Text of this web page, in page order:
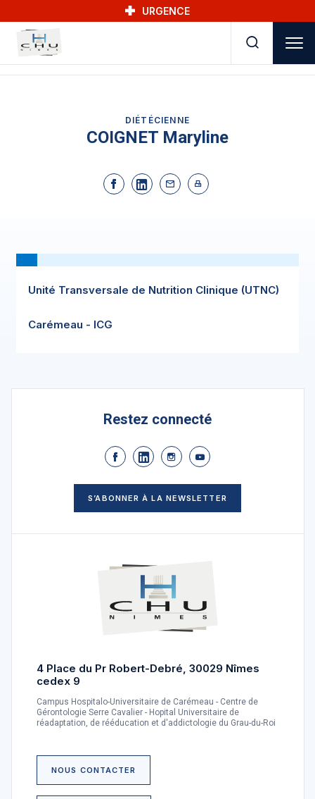
URGENCE
DIÉTÉCIENNE
COIGNET Maryline
Unité Transversale de Nutrition Clinique (UTNC)
Carémeau - ICG
Restez connecté
S’ABONNER À LA NEWSLETTER
4 Place du Pr Robert-Debré, 30029 Nîmes
cedex 9
Campus Hospitalo-Universitaire de Carémeau - Centre de
Gérontologie Serre Cavalier - Hopital Universitaire de
réadaptation, de rééducation et d'addictologie du Grau-du-Roi
NOUS CONTACTER